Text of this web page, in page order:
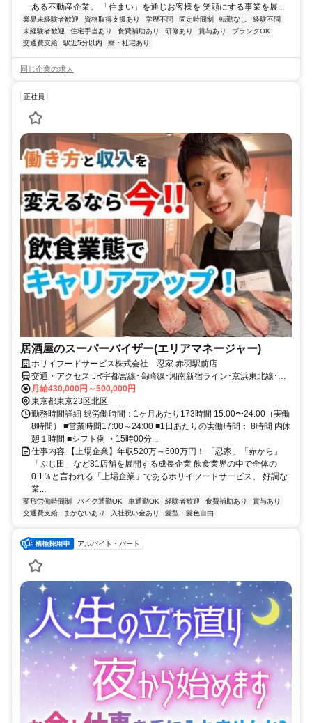
ある不動産企業。 「住まい」を通じお客様を 笑顔にする事業を展...
業界未経験者歓迎 資格取得支援あり 学歴不問 固定時間制 転勤なし
経験不問
未経験者歓迎
住宅手当あり 食費補助あり 研修あり 賞与あり
ブランクOK
交通費支給
駅近5分以内 寮・社宅あり
同じ企業の求人
正社員
居酒屋のスーパーバイザー(エリアマネージャー)
ホリイフードサービス株式会社 忍家 赤羽駅前店
交通・アクセス JR宇都宮線･高崎線･湘南新宿ライン･京浜東北線･埼
京線「赤羽」駅東口徒歩2分 東京メトロ南北線･埼玉高速鉄道線「赤
羽岩淵」駅1番出口徒歩7分 東京メトロ南北線「志茂」駅2番出口徒歩
14分 赤羽駅から168m
月給430,000円～500,000円
東京都東京23区北区
勤務時間詳細 総労働時間：1ヶ月あたり173時間 15:00〜24:00（実働
8時間） ■営業時間17:00～24:00 ■1日あたりの実働時間： 8時間 内休
憩１時間 ■シフト例 ・15時00分...
仕事内容 【上場企業】年収520万～600万円！ 「忍家」「赤から」
「ふじ田」など81店舗を展開する成長企業 飲食業界の中で全体の
0.1％と言われる「上場企業」であるホリイフードサービス。 好調な
業...
変形労働時間制 バイク通勤OK 車通勤OK 経験者歓迎 食費補助あり
賞与あり
交通費支給
まかないあり 入社祝い金あり 髪型・髪色自由
アルバイト・パート